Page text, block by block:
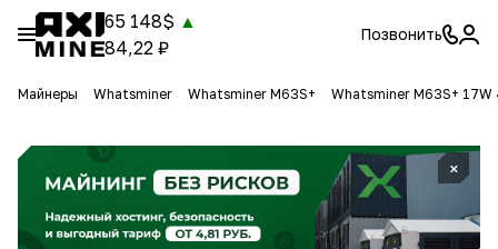
65 148$ ▲
84,22 ₽
Позвонить
Майнеры Whatsminer Whatsminer M63S+ Whatsminer M63S+
×